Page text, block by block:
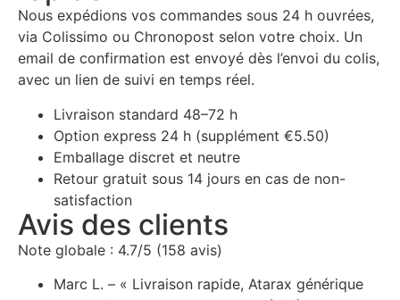
Nous expédions vos commandes sous 24 h ouvrées,
via Colissimo ou Chronopost selon votre choix. Un
email de confirmation est envoyé dès l’envoi du colis,
avec un lien de suivi en temps réel.
Livraison standard 48–72 h
Option express 24 h (supplément €5.50)
Emballage discret et neutre
Retour gratuit sous 14 jours en cas de non-
satisfaction
Avis des clients
Note globale : 4.7/5 (158 avis)
Marc L. – « Livraison rapide, Atarax générique